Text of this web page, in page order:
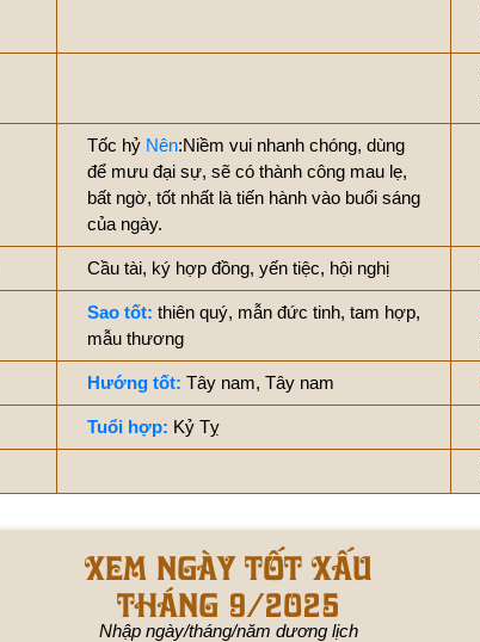
Tốc hỷ Nên:Niềm vui nhanh chóng, dùng
để mưu đại sự, sẽ có thành công mau lẹ,
bất ngờ, tốt nhất là tiến hành vào buổi sáng
của ngày.
Cầu tài, ký hợp đồng, yến tiệc, hội nghị
Sao tốt: thiên quý, mẫn đức tinh, tam hợp,
mẫu thương
Hướng tốt: Tây nam, Tây nam
Tuổi hợp: Kỷ Tỵ
Xem ngày tốt xấu
tháng 9/2025
Nhập ngày/tháng/năm dương lịch